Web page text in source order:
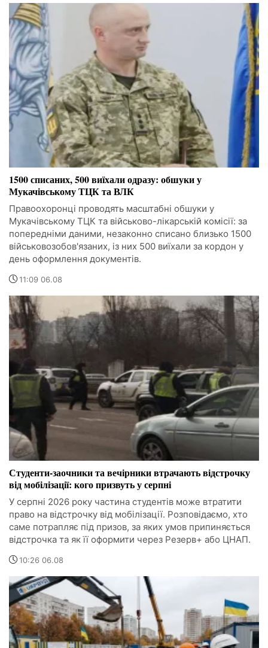
1500 списаних, 500 виїхали одразу: обшуки у
Мукачівському ТЦК та ВЛК
Правоохоронці проводять масштабні обшуки у
Мукачівському ТЦК та військово-лікарській комісії: за
попередніми даними, незаконно списано близько 1500
військовозобов'язаних, із них 500 виїхали за кордон у
день оформлення документів.
11:09 06.08
Студенти-заочники та вечірники втрачають відстрочку
від мобілізації: кого призвуть у серпні
У серпні 2026 року частина студентів може втратити
право на відстрочку від мобілізації. Розповідаємо, хто
саме потрапляє під призов, за яких умов припиняється
відстрочка та як її оформити через Резерв+ або ЦНАП.
10:26 06.08